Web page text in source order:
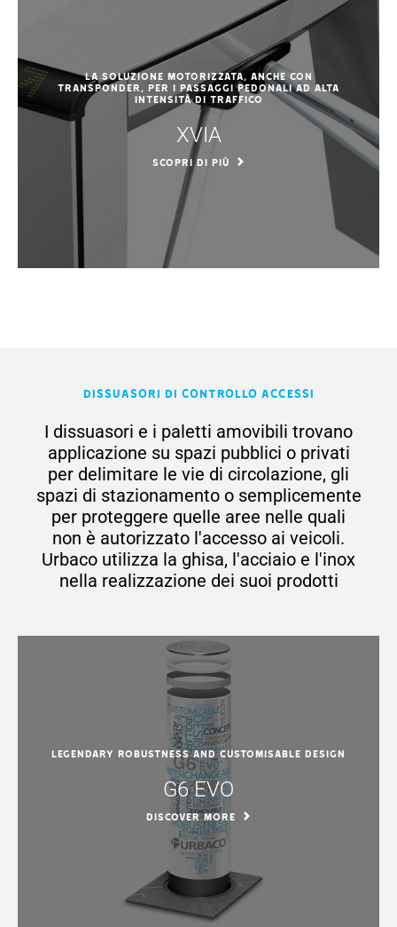
La soluzione motorizzata, anche con
transponder, per i passaggi pedonali ad alta
intensità di traffico
XVIA
SCOPRI DI PIÙ
Dissuasori di Controllo Accessi
I dissuasori e i paletti amovibili trovano
applicazione su spazi pubblici o privati
per delimitare le vie di circolazione, gli
spazi di stazionamento o semplicemente
per proteggere quelle aree nelle quali
non è autorizzato l'accesso ai veicoli.
Urbaco utilizza la ghisa, l'acciaio e l'inox
nella realizzazione dei suoi prodotti
Legendary robustness and customisable design
G6 EVO
DISCOVER MORE